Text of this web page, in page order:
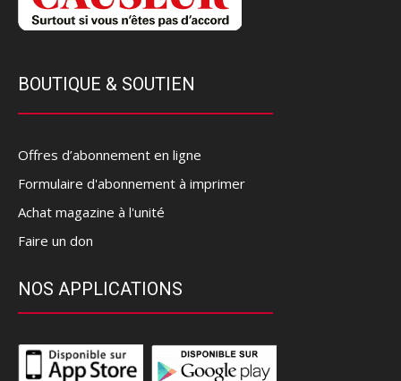
BOUTIQUE & SOUTIEN
Offres d’abonnement en ligne
Formulaire d'abonnement à imprimer
Achat magazine à l'unité
Faire un don
NOS APPLICATIONS